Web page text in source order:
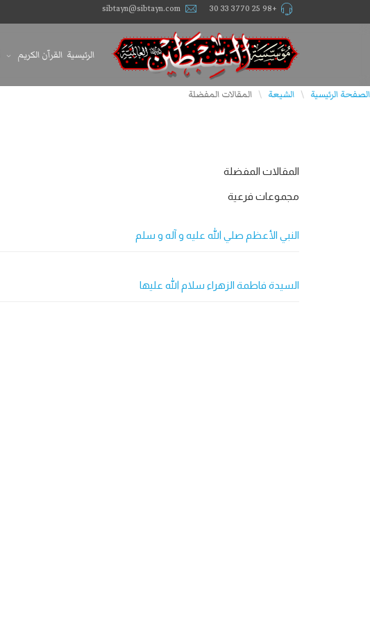
+98 25 3770 33 30
sibtayn@sibtayn.com
الرئيسية القرآن الكريم
الصفحة الرئيسية \ الشيعة \ المقالات المفضلة
المقالات المفضلة
مجموعات فرعية
النبي الأعظم صلي الله عليه و آله و سلم
السيدة فاطمة الزهراء سلام الله عليها